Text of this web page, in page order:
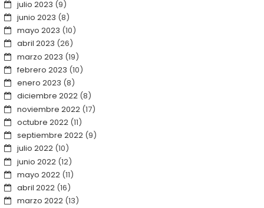
julio 2023 (9)
junio 2023 (8)
mayo 2023 (10)
abril 2023 (26)
marzo 2023 (19)
febrero 2023 (10)
enero 2023 (8)
diciembre 2022(8)
noviembre 2022(17)
octubre 2022(11)
septiembre 2022(9)
julio 2022(10)
junio 2022(12)
mayo 2022(11)
abril 2022(16)
marzo 2022(13)